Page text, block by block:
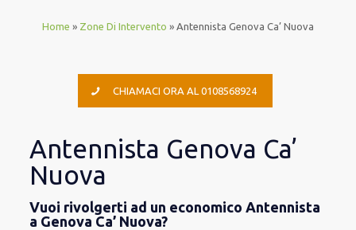
Home » Zone Di Intervento » Antennista Genova Ca’ Nuova
CHIAMACI ORA AL 0108568924
Antennista Genova Ca’
Nuova
Vuoi rivolgerti ad un economico Antennista
a Genova Ca’ Nuova?